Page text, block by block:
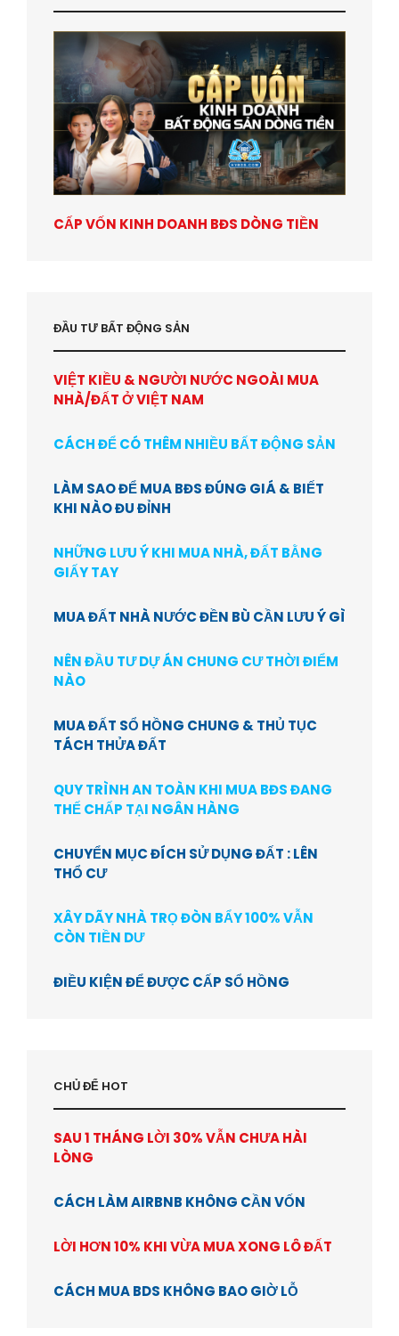
CẤP VỐN KINH DOANH BĐS DÒNG TIỀN
ĐẦU TƯ BẤT ĐỘNG SẢN
VIỆT KIỀU & NGƯỜI NƯỚC NGOÀI MUA
NHÀ/ĐẤT Ở VIỆT NAM
CÁCH ĐỂ CÓ THÊM NHIỀU BẤT ĐỘNG SẢN
LÀM SAO ĐỂ MUA BĐS ĐÚNG GIÁ & BIẾT
KHI NÀO ĐU ĐỈNH
NHỮNG LƯU Ý KHI MUA NHÀ, ĐẤT BẰNG
GIẤY TAY
MUA ĐẤT NHÀ NƯỚC ĐỀN BÙ CẦN LƯU Ý GÌ
NÊN ĐẦU TƯ DỰ ÁN CHUNG CƯ THỜI ĐIỂM
NÀO
MUA ĐẤT SỔ HỒNG CHUNG & THỦ TỤC
TÁCH THỬA ĐẤT
QUY TRÌNH AN TOÀN KHI MUA BĐS ĐANG
THẾ CHẤP TẠI NGÂN HÀNG
CHUYỂN MỤC ĐÍCH SỬ DỤNG ĐẤT : LÊN
THỔ CƯ
XÂY DÃY NHÀ TRỌ ĐÒN BẨY 100% VẪN
CÒN TIỀN DƯ
ĐIỀU KIỆN ĐỂ ĐƯỢC CẤP SỔ HỒNG
CHỦ ĐỂ HOT
SAU 1 THÁNG LỜI 30% VẪN CHƯA HÀI
LÒNG
CÁCH LÀM AIRBNB KHÔNG CẦN VỐN
LỜI HƠN 10% KHI VỪA MUA XONG LÔ ĐẤT
CÁCH MUA BDS KHÔNG BAO GIỜ LỖ